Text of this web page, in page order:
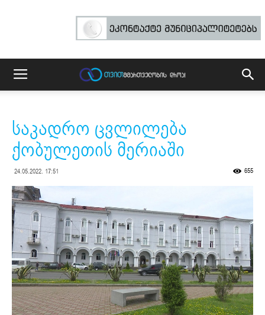
საკადრო ცვლილება
ქობულეთის მერიაში
24.05.2022. 17:51 655